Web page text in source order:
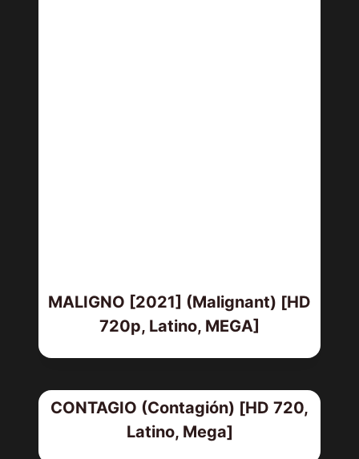
MALIGNO [2021] (Malignant) [HD
720p, Latino, MEGA]
CONTAGIO (Contagión) [HD 720,
Latino, Mega]